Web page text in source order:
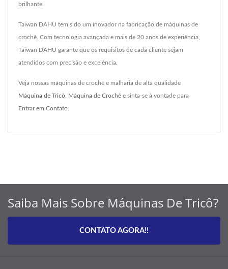
brilhante.
Taiwan DAHU tem sido um inovador na fabricação de máquinas de
crochê. Com tecnologia avançada e mais de 20 anos de experiência,
Taiwan DAHU garante que os requisitos de cada cliente sejam
atendidos com precisão e excelência.
Veja nossas máquinas de crochê e malharia de alta qualidade
Máquina de Tricô Máquina de Crochê e sinta-se à vontade para
Entrar em Contato
Saiba Mais Sobre Máquinas De Tricô?
CONTATO AGORA!!